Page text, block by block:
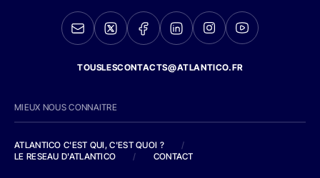
TOUSLESCONTACTS@ATLANTICO.FR
MIEUX NOUS CONNAITRE
ATLANTICO C'EST QUI, C'EST QUOI ?
/
LE RESEAU D'ATLANTICO
/ CONTACT